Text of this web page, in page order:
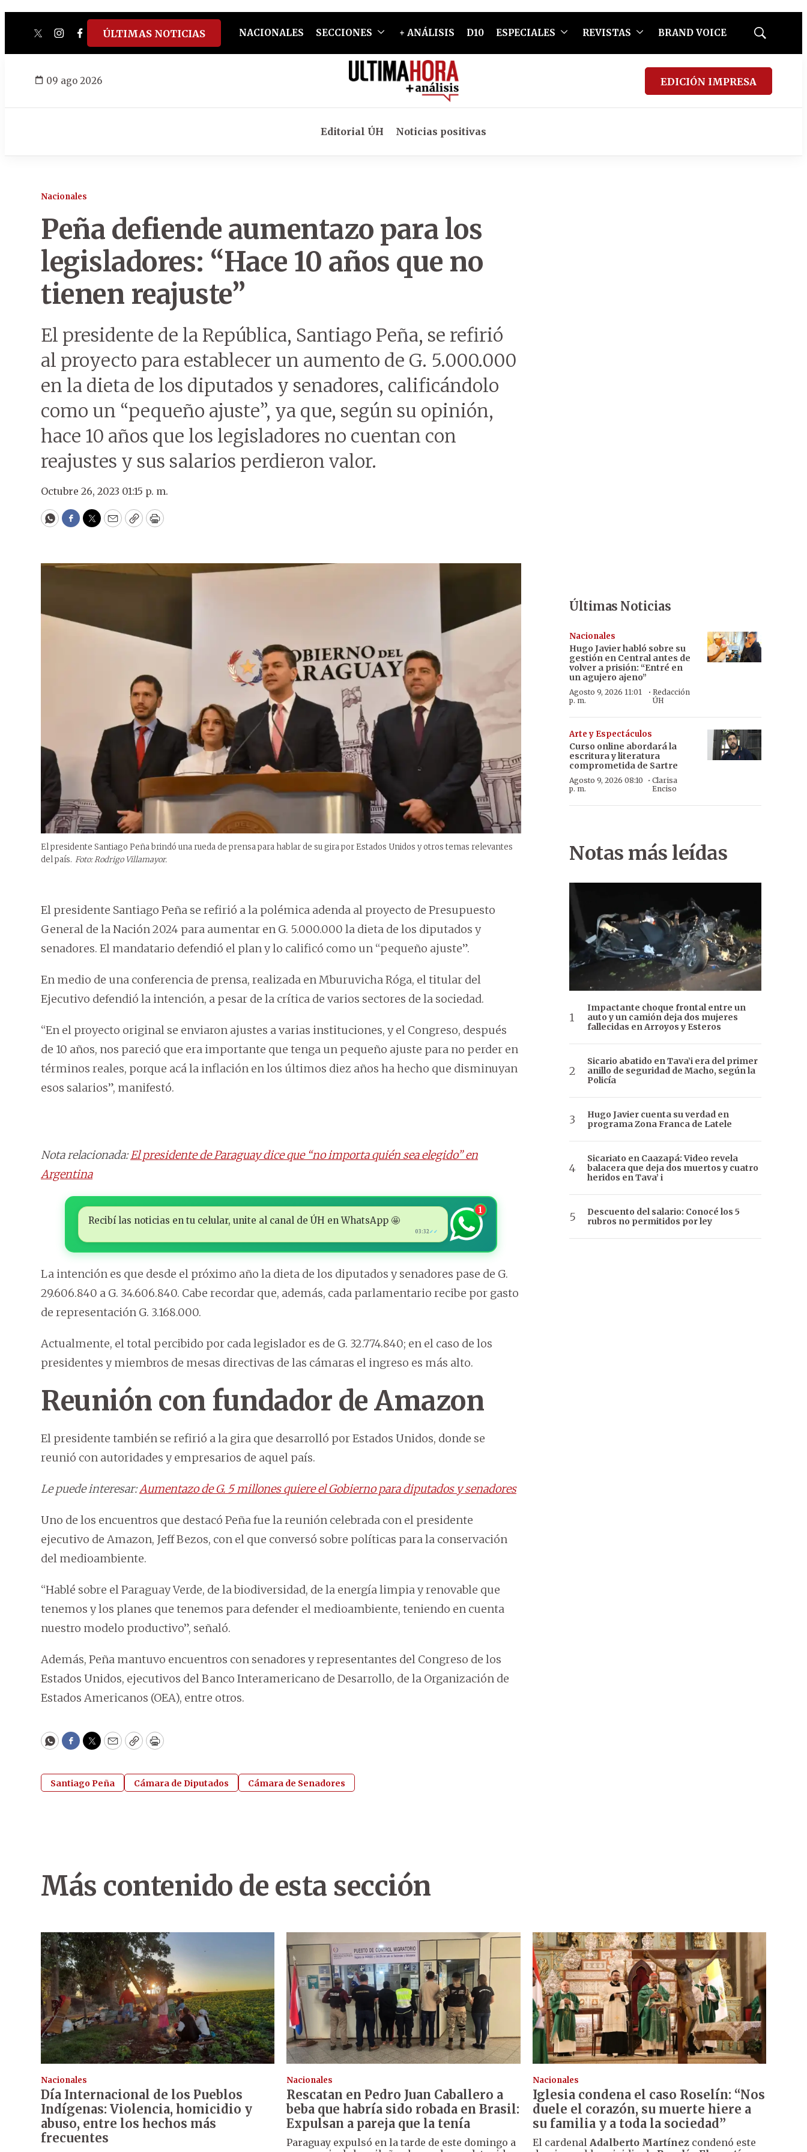
twitterinstagram
facebook
tiktokyoutube
spotify
ÚLTIMAS NOTICIAS NACIONALES SECCIONES + ANÁLISIS D10 ESPECIALES REVISTAS BRAND VOICE
Mostrar
09 ago 2026 EDICIÓN IMPRESA
Editorial ÚH Noticias positivas
Nacionales
Peña defiende aumentazo para los
legisladores: “Hace 10 años que no
tienen reajuste”
El presidente de la República, Santiago Peña, se refirió
al proyecto para establecer un aumento de G. 5.000.000
en la dieta de los diputados y senadores, calificándolo
como un “pequeño ajuste”, ya que, según su opinión,
hace 10 años que los legisladores no cuentan con
reajustes y sus salarios perdieron valor.
Octubre 26, 2023 01:15 p. m.
WhatsApp
Facebook
Twitter
EmailCopyPrint
El presidente Santiago Peña brindó una rueda de prensa para hablar de su gira por Estados Unidos y otros temas relevantes
del país. Foto: Rodrigo Villamayor.
El presidente Santiago Peña se refirió a la polémica adenda al proyecto de Presupuesto
General de la Nación 2024 para aumentar en G. 5.000.000 la dieta de los diputados y
senadores. El mandatario defendió el plan y lo calificó como un “pequeño ajuste”.
En medio de una conferencia de prensa, realizada en Mburuvicha Róga, el titular del
Ejecutivo defendió la intención, a pesar de la crítica de varios sectores de la sociedad.
“En el proyecto original se enviaron ajustes a varias instituciones, y el Congreso, después
de 10 años, nos pareció que era importante que tenga un pequeño ajuste para no perder en
términos reales, porque acá la inflación en los últimos diez años ha hecho que disminuyan
esos salarios”, manifestó.
Nota relacionada:El presidente de Paraguay dice que “no importa quién sea elegido” en
Argentina
Recibí las noticias en tu celular, unite al canal de ÚH en WhatsApp 🤩
03:32✓✓
1
La intención es que desde el próximo año la dieta de los diputados y senadores pase de G.
29.606.840 a G. 34.606.840. Cabe recordar que, además, cada parlamentario recibe por gasto
de representación G. 3.168.000.
Actualmente, el total percibido por cada legislador es de G. 32.774.840; en el caso de los
presidentes y miembros de mesas directivas de las cámaras el ingreso es más alto.
Reunión con fundador de Amazon
El presidente también se refirió a la gira que desarrolló por Estados Unidos, donde se
reunió con autoridades y empresarios de aquel país.
Le puede interesar:Aumentazo de G. 5 millones quiere el Gobierno para diputados y senadores
Uno de los encuentros que destacó Peña fue la reunión celebrada con el presidente
ejecutivo de Amazon, Jeff Bezos, con el que conversó sobre políticas para la conservación
del medioambiente.
“Hablé sobre el Paraguay Verde, de la biodiversidad, de la energía limpia y renovable que
tenemos y los planes que tenemos para defender el medioambiente, teniendo en cuenta
nuestro modelo productivo”, señaló.
Además, Peña mantuvo encuentros con senadores y representantes del Congreso de los
Estados Unidos, ejecutivos del Banco Interamericano de Desarrollo, de la Organización de
Estados Americanos (OEA), entre otros.
WhatsApp
Facebook
Twitter
EmailCopyPrint
Santiago Peña Cámara de Diputados Cámara de Senadores
Últimas Noticias
Nacionales
Hugo Javier habló sobre su
gestión en Central antes de
volver a prisión: “Entré en
un agujero ajeno”
Agosto 9, 2026 11:01
p. m.
· Redacción
ÚH
Arte y Espectáculos
Curso online abordará la
escritura y literatura
comprometida de Sartre
Agosto 9, 2026 08:10
p. m.
·Clarisa
Enciso
Notas más leídas
Impactante choque frontal entre un
auto y un camión deja dos mujeres
fallecidas en Arroyos y Esteros
Sicario abatido en Tava’i era del primer
anillo de seguridad de Macho, según la
Policía
Hugo Javier cuenta su verdad en
programa Zona Franca de Latele
Sicariato en Caazapá: Video revela
balacera que deja dos muertos y cuatro
heridos en Tava’ i
Descuento del salario: Conocé los 5
rubros no permitidos por ley
Más contenido de esta sección
Nacionales
Día Internacional de los Pueblos
Indígenas: Violencia, homicidio y
abuso, entre los hechos más
frecuentes
Nacionales
Rescatan en Pedro Juan Caballero a
beba que habría sido robada en Brasil:
Expulsan a pareja que la tenía
Paraguay expulsó en la tarde de este domingo a
Nacionales
Iglesia condena el caso Roselín: “Nos
duele el corazón, su muerte hiere a
su familia y a toda la sociedad”
El cardenal Adalberto Martínezcondenó este